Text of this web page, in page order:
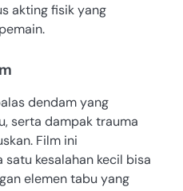
akting fisik yang
dendam yang
serta dampak trauma
Film ini
kesalahan kecil bisa
elemen tabu yang